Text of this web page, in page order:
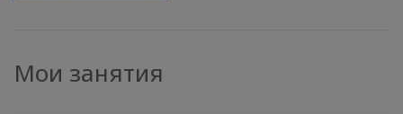
Мои занятия